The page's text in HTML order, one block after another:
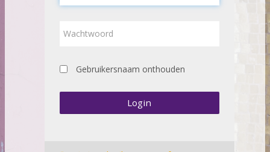
Gebruikersnaam onthouden
Login